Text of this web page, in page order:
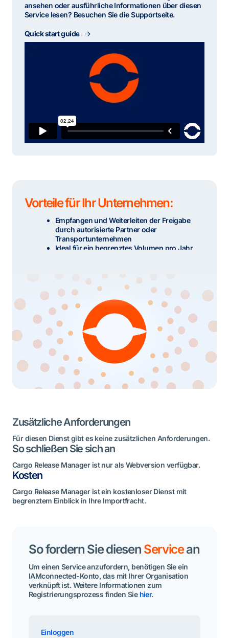
ansehen oder ausführliche Informationen über diesen
Service lesen? Besuchen Sie die Supportseite.
Quick start guide
Vorteile für Ihr Unternehmen:
Empfangen und Weiterleiten der Freigabe
durch autorisierte Partner oder
Transportunternehmen
Ideal für ein begrenztes Volumen pro Jahr
Zusätzliche Anforderungen
Für diesen Dienst gibt es keine zusätzlichen Anforderungen.
So schließen Sie sich an
Cargo Release Manager ist nur als Webversion verfügbar.
Kosten
Cargo Release Manager ist ein kostenloser Dienst mit
begrenztem Einblick in Ihre Importfracht.
So fordern Sie diesen Servicean
Um einen Service anzufordern, benötigen Sie ein
IAMconnected-Konto, das mit Ihrer Organisation
verknüpft ist. Weitere Informationen zum
Registrierungsprozess finden Sie hier.
Einloggen